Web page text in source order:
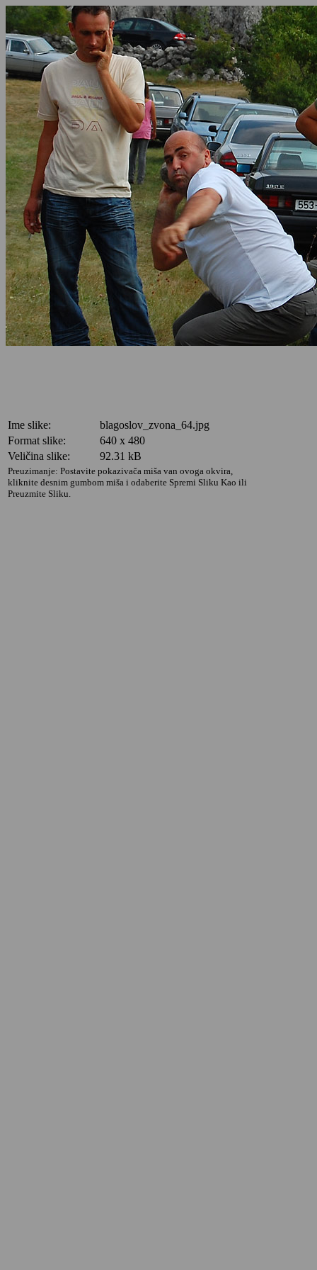
Ime slike:
blagoslov_zvona_64.jpg
Format slike:
640 x 480
Veličina slike:
92.31 kB
Preuzimanje: Postavite pokazivača miša van ovoga okvira,
kliknite desnim gumbom miša i odaberite Spremi Sliku Kao ili
Preuzmite Sliku.